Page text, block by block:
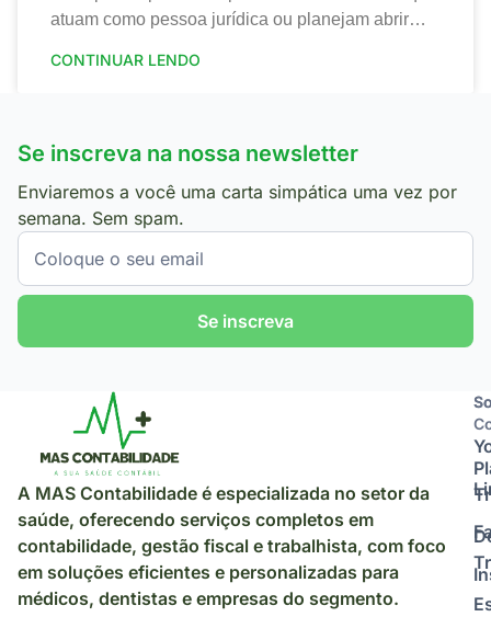
atuam como pessoa jurídica ou planejam abrir
mudanças
CONTINUAR LENDO
Se inscreva na nossa newsletter
Enviaremos a você uma carta simpática uma vez por
semana. Sem spam.
Se inscreva
A MAS Contabilidade é especializada no setor da
saúde, oferecendo serviços completos em
contabilidade, gestão fiscal e trabalhista, com foco
em soluções eficientes e personalizadas para
médicos, dentistas e empresas do segmento.